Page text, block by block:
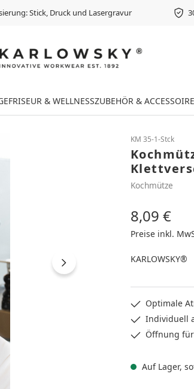
Stick, Druck und Lasergravur
FRISEUR & WELLNESSZUBEHÖR &
KM 35-1-Stck
Kochmütze
Regulärer Preis:
8,09 €
Preise inkl.
KARLOWSKY®
Optimale
Individuell
Öffnung
Auf Lager,